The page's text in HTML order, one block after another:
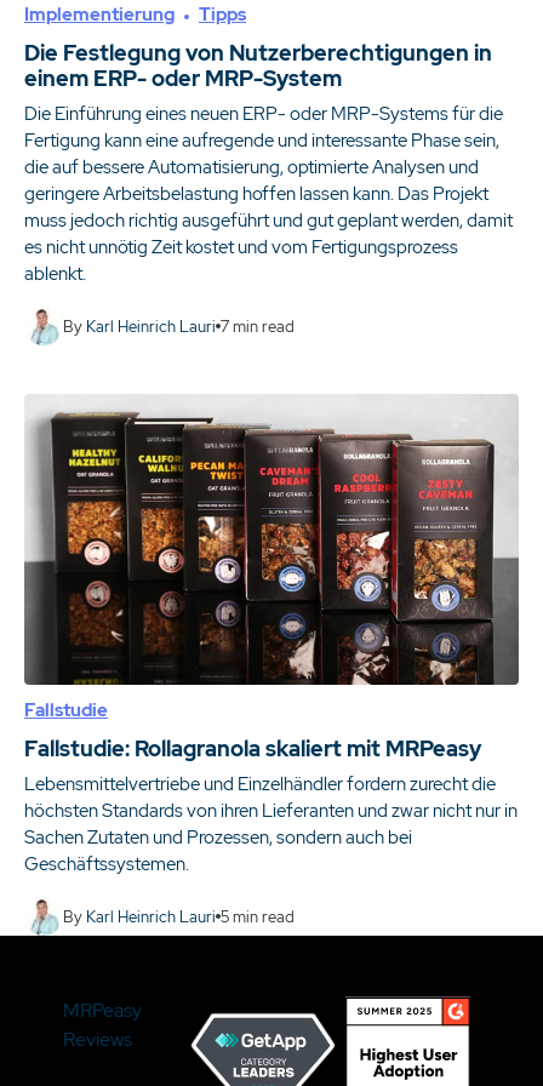
Implementierung Tipps
Die Festlegung von Nutzerberechtigungen in
einem ERP- oder MRP-System
Die Einführung eines neuen ERP- oder MRP-Systems für die
Fertigung kann eine aufregende und interessante Phase sein,
die auf bessere Automatisierung, optimierte Analysen und
geringere Arbeitsbelastung hoffen lassen kann. Das Projekt
muss jedoch richtig ausgeführt und gut geplant werden, damit
es nicht unnötig Zeit kostet und vom Fertigungsprozess
ablenkt.
By Karl Heinrich Lauri 7min read
Fallstudie
Fallstudie: Rollagranola skaliert mit MRPeasy
Lebensmittelvertriebe und Einzelhändler fordern zurecht die
höchsten Standards von ihren Lieferanten und zwar nicht nur in
Sachen Zutaten und Prozessen, sondern auch bei
Geschäftssystemen.
By Karl Heinrich Lauri 5min read
MRPeasy
Reviews